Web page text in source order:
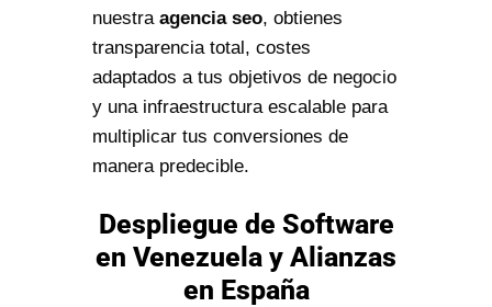
nuestra agencia seo, obtienes
transparencia total, costes
adaptados a tus objetivos de negocio
y una infraestructura escalable para
multiplicar tus conversiones de
manera predecible.
Despliegue de Software
en Venezuela y Alianzas
en España